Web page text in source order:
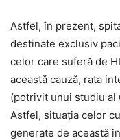
Astfel, în prezent,
destinate exclusiv
celor care suferă de
această cauză, rata
(potrivit unui studiu al
Astfel, situația celor
generate de această